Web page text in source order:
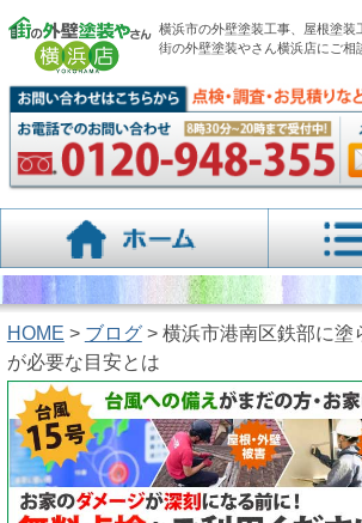
横浜市の外壁塗装工事、屋根塗装
街の外壁塗装やさん横浜店にご相
HOME > ブログ> 横浜市港南区鉄部に塗
が必要な目安とは